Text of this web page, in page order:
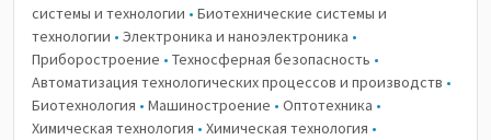
системы и технологии • Биотехнические системы и
технологии • Электроника и наноэлектроника •
Приборостроение • Техносферная безопасность •
Автоматизация технологических процессов и производств •
Биотехнология • Машиностроение • Оптотехника •
Химическая технология • Химическая технология •